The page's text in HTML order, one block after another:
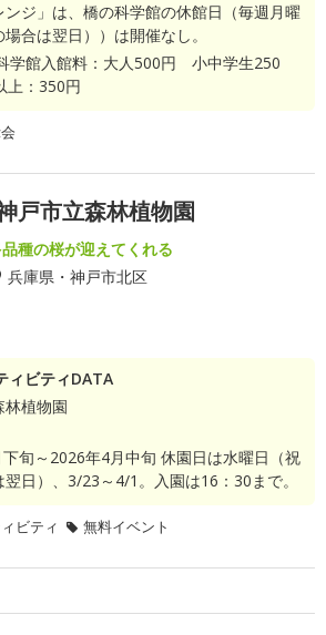
ンジ」は、橋の科学館の休館日（毎週月曜
合は翌日））は開催なし。
学館入館料：大人500円 小中学生250
：350円
戸市立森林植物園
種の桜が迎えてくれる
兵庫県・神戸市北区
ィビティDATA
林植物園
旬～2026年4月中旬 休園日は水曜日（祝
翌日）、3/23～4/1。入園は16：30まで。
ビティ 無料イベント